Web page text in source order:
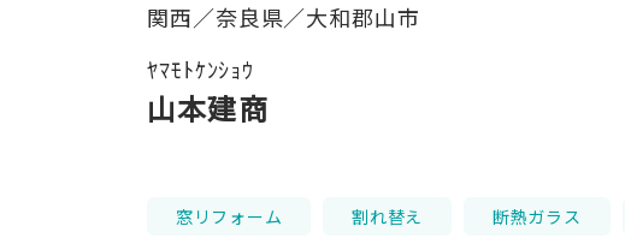
関西／奈良県／大和郡山市
ﾔﾏﾓﾄｹﾝｼｮｳ
山本建商
窓リフォーム 割れ替え 断熱ガラス